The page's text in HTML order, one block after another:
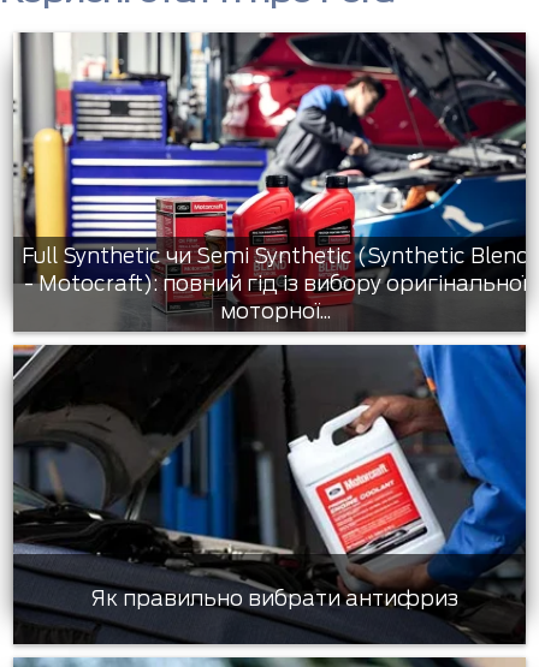
Full Synthetic чи Semi Synthetic (Synthetic Blend
- Motocraft): повний гід із вибору оригінальної
моторної...
Як правильно вибрати антифриз